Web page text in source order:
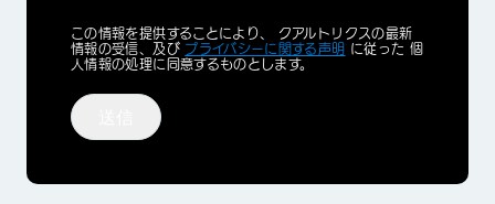
Privacy
Optin
この情報を提供することにより、 クアルトリクスの最新
情報の受信、及び プライバシーに関する声明 に従った 個
人情報の処理に同意するものとします。